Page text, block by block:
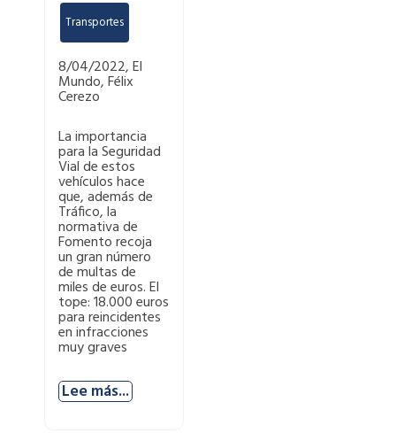
Transportes
8/04/2022, El
Mundo, Félix
Cerezo
La importancia
para la Seguridad
Vial de estos
vehículos hace
que, además de
Tráfico, la
normativa de
Fomento recoja
un gran número
de multas de
miles de euros. El
tope: 18.000 euros
para reincidentes
en infracciones
muy graves
Lee más...